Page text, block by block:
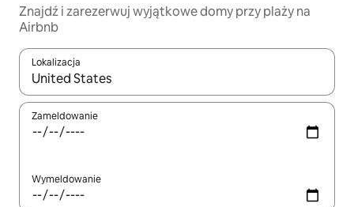
Znajdź i zarezerwuj wyjątkowe domy przy plaży na
Airbnb
Lokalizacja
Gdy wyniki będą dostępne, możesz poruszać się po nich za
Zameldowanie
Wymeldowanie